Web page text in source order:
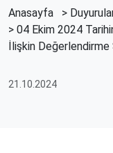
Anasayfa >
> 04 Ekim 2024
İlişkin Değerlendirme
21.10.2024